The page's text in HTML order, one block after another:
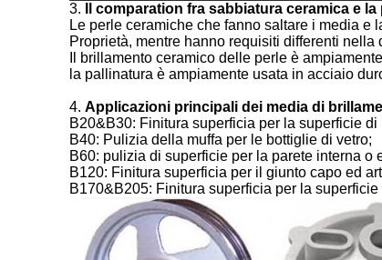
3.
Il comparation fra sabbiatura ceramica e
Le perle ceramiche che fanno saltare i media
Proprietà, mentre hanno requisiti differenti
Il brillamento ceramico delle perle è
la pallinatura è ampiamente usata in acciaio
4. Applicazioni principali dei media di
B20&B30: Finitura superficia per la superficie di
B40: Pulizia della muffa per le bottiglie di vetro;
B60: pulizia di superficie per la parete interna
B120: Finitura superficia per il giunto capo ed
B170&B205: Finitura superficia per la